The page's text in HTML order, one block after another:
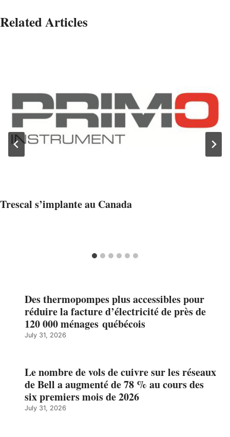
Related Articles
Trescal s’implante au Canada
Des thermopompes plus accessibles pour
réduire la facture d’électricité de près de
120 000 ménages québécois
July 31, 2026
Le nombre de vols de cuivre sur les réseaux
de Bell a augmenté de 78 % au cours des
six premiers mois de 2026
July 31, 2026